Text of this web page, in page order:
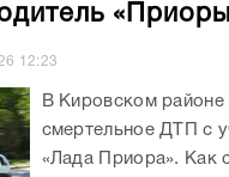
12:23
В Кировском районе
смертельное ДТП с
«Лада Приора». Как